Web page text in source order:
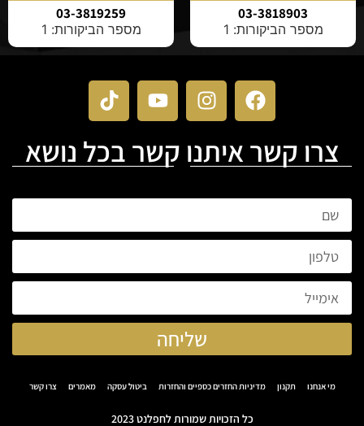
03-3818903
מספר הביקורות: 1
03-3819259
מספר הביקורות: 1
צרו קשר איתנו קשר בכל נושא
שליחה
מי אנחנו תקנון מדיניות החזרים כספיים והחזרות ביטול עסקה מאמרים צרו קשר
כל הזכויות שמורות לחפלנט 2023